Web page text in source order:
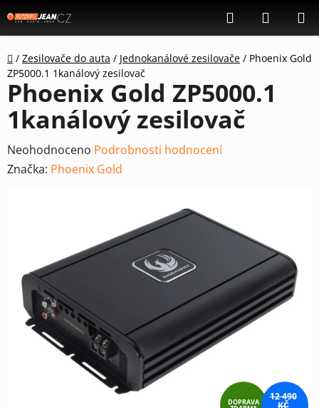
na
obsah
Hledat
KOŠÍK
Domů
/ Zesilovače do auta / Jednokanálové zesilovače / Phoenix Gold
ZP5000.1 1kanálový zesilovač
Phoenix Gold ZP5000.1
1kanálový zesilovač
Průměrné
hodnocení
hvězdiček.
Neohodnoceno Podrobnosti hodnocení
Značka: Phoenix Gold
DOPRAVA 12 490
KČ